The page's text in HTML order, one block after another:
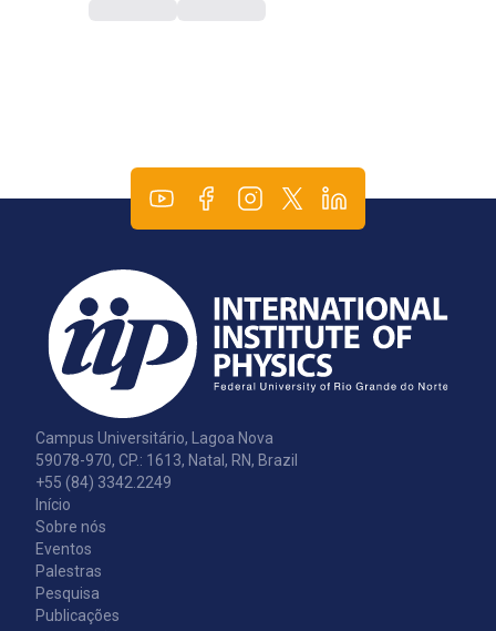
Campus Universitário, Lagoa Nova
59078-970, CP.: 1613, Natal, RN, Brazil
+55 (84) 3342.2249
Início
Sobre nós
Eventos
Palestras
Pesquisa
Publicações